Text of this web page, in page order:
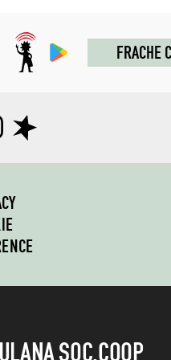
FRACHE
SOC.COOP